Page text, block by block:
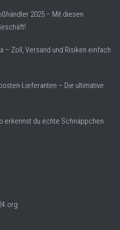
2025 – Mit diesen
– Zoll, Versand und Risiken einfach
Lieferanten – Die ultimative
erkennst du echte Schnäppchen